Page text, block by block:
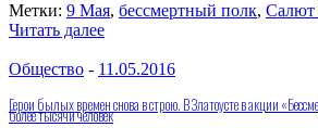
Метки: 9 Мая, бессмертный полк,
Читать далее
Общество - 11.05.2016
Герои былых времен снова в строю. В Златоусте в акции
более тысячи человек